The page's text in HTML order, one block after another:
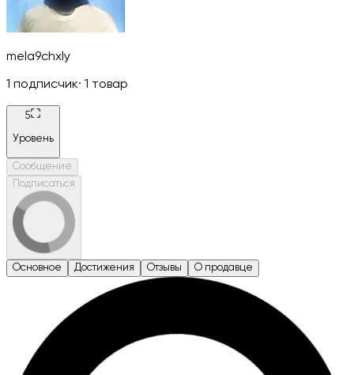
mela9chxly
1 подписчик· 1 товар
5
Уровень
Сообщение
Подписаться
Основное Достижения Отзывы О продавце